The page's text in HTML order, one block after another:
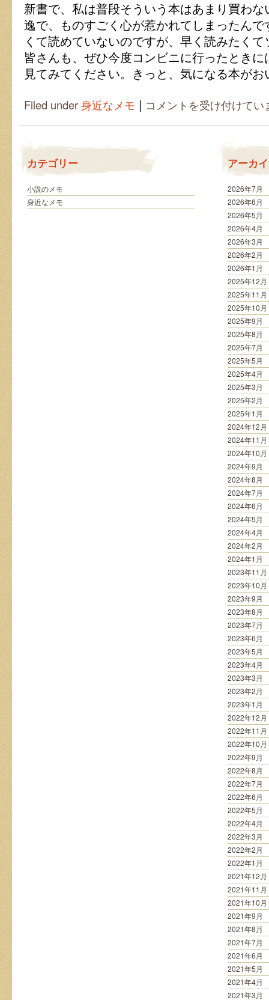
新書で、私は普段そういう本はあまり買わ
逸で、ものすごく心が惹かれてしまったん
くて読めていないのですが、早く読みたく
皆さんも、ぜひ今度コンビニに行ったとき
見てみてください。きっと、気になる本が
Filed under身近なメモ |
つ
い
に
な
ン
ビ
コメントを受け付けてい
カテゴリー
小説のメモ
身近なメモ
アーカ
2026年7月
2026年6月
2026年5月
2026年4月
2026年3月
2026年2月
2026年1月
2025年12月
2025年11月
2025年10月
2025年9月
2025年8月
2025年7月
2025年5月
2025年4月
2025年3月
2025年2月
2025年1月
2024年12月
2024年11月
2024年10月
2024年9月
2024年8月
2024年7月
2024年6月
2024年5月
2024年4月
2024年2月
2024年1月
2023年11月
2023年10月
2023年9月
2023年8月
2023年7月
2023年6月
2023年5月
2023年4月
2023年3月
2023年2月
2023年1月
2022年12月
2022年11月
2022年10月
2022年9月
2022年8月
2022年7月
2022年6月
2022年5月
2022年4月
2022年3月
2022年2月
2022年1月
2021年12月
2021年11月
2021年10月
2021年9月
2021年8月
2021年7月
2021年6月
2021年5月
2021年4月
2021年3月